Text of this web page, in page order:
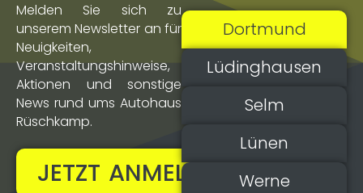
Melden Sie sich zu
unserem Newsletter an für
Neuigkeiten,
Veranstaltungs­hinweise,
Aktionen und sonstige
News rund ums Autohaus
Rüschkamp.
JETZT ANMELDEN!
Dortmund
Lüdinghausen
Selm
Lünen
Werne